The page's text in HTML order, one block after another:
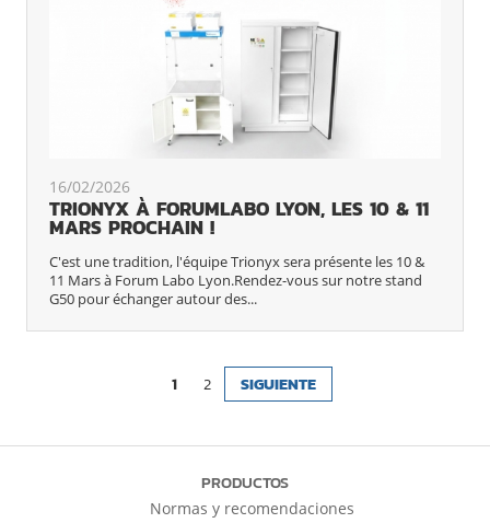
16/02/2026
TRIONYX À FORUMLABO LYON, LES 10 & 11
MARS PROCHAIN !
C'est une tradition, l'équipe Trionyx sera présente les 10 &
11 Mars à Forum Labo Lyon.Rendez-vous sur notre stand
G50 pour échanger autour des...
1 2 SIGUIENTE
PRODUCTOS
Normas y recomendaciones